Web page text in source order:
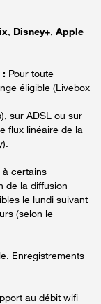
, Disney+, Apple
: Pour toute
éligible (Livebox
sur ADSL ou sur
flux linéaire de la
à certains
de la diffusion
le lundi suivant
(selon le
Enregistrements
au débit wifi